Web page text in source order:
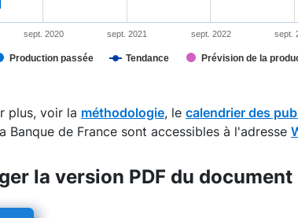
Production passée Tendance Prévision de la
sept. 2020 sept. 2021 sept. 2022 sept.
plus, voir la méthodologie, le calendrier des
Banque de France sont accessibles à l'adresse
la version PDF du document